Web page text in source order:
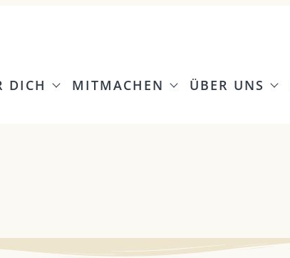
DICH MITMACHEN ÜBER UNS